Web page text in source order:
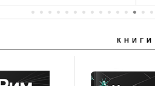
КНИГИ